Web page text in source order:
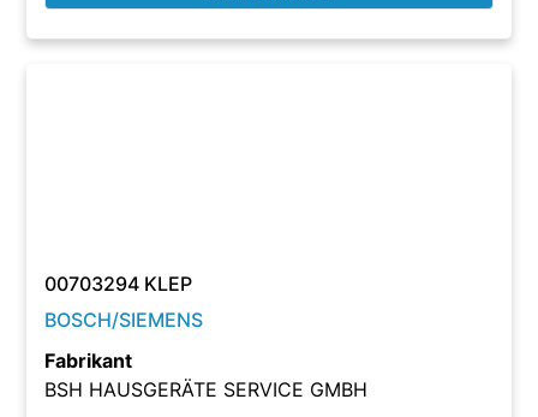
00703294 KLEP
BOSCH/SIEMENS
Fabrikant
BSH HAUSGERÄTE SERVICE GMBH